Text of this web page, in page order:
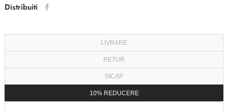
Distribuiti
LIVRARE
RETUR
SICAP
10% REDUCERE